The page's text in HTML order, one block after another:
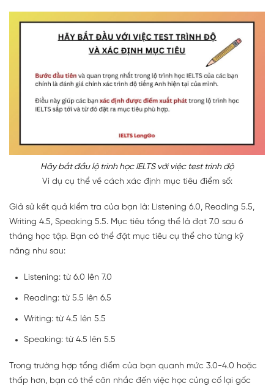
Hãy bắt đầu lộ trình học IELTS với việc test trình độ
Ví dụ cụ thể về cách xác định mục tiêu điểm số:
Giả sử kết quả kiểm tra của bạn là: Listening 6.0, Reading 5.5,
Writing 4.5, Speaking 5.5. Mục tiêu tổng thể là đạt 7.0 sau 6
tháng học tập. Bạn có thể đặt mục tiêu cụ thể cho từng kỹ
năng như sau:
Listening: từ 6.0 lên 7.0
Reading: từ 5.5 lên 6.5
Writing: từ 4.5 lên 5.5
Speaking: từ 4.5 lên 5.5
Trong trường hợp tổng điểm của bạn quanh mức 3.0-4.0 hoặc
thấp hơn, bạn có thể cân nhắc đến việc học củng cố lại gốc